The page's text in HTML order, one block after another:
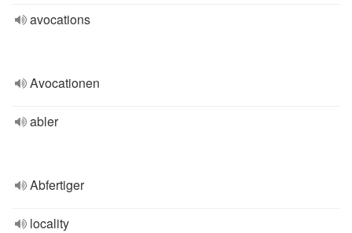
avocations
Avocationen
abler
Abfertiger
locality